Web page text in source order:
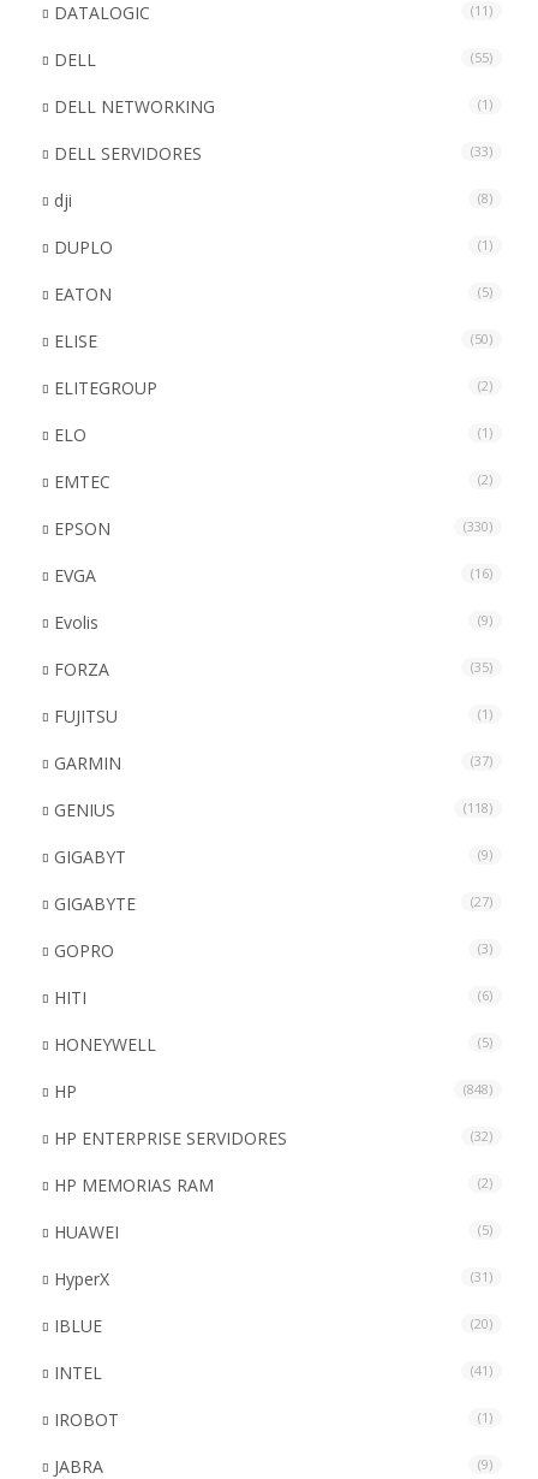
DATALOGIC (11)
DELL (55)
DELL NETWORKING (1)
DELL SERVIDORES (33)
dji (8)
DUPLO (1)
EATON (5)
ELISE (50)
ELITEGROUP (2)
ELO (1)
EMTEC (2)
EPSON (330)
EVGA (16)
Evolis (9)
FORZA (35)
FUJITSU (1)
GARMIN (37)
GENIUS (118)
GIGABYT (9)
GIGABYTE (27)
GOPRO (3)
HITI (6)
HONEYWELL (5)
HP (848)
HP ENTERPRISE SERVIDORES (32)
HP MEMORIAS RAM (2)
HUAWEI (5)
HyperX (31)
IBLUE (20)
INTEL (41)
IROBOT (1)
JABRA (9)